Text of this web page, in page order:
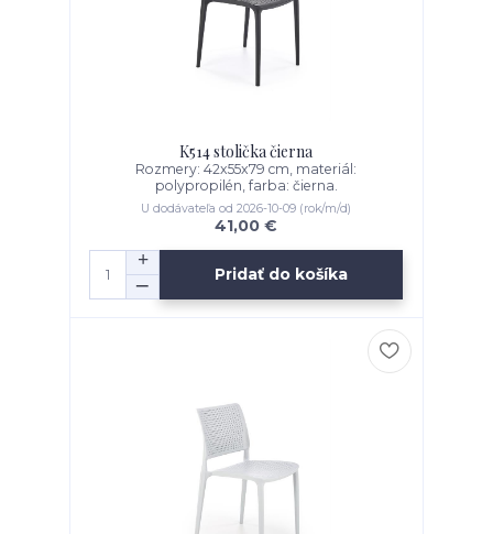
K514 stolička čierna
Rozmery: 42x55x79 cm, materiál:
polypropilén, farba: čierna.
41,00 €
U dodávateľa od 2026-10-09 (rok/m/d)
Pridať do košíka